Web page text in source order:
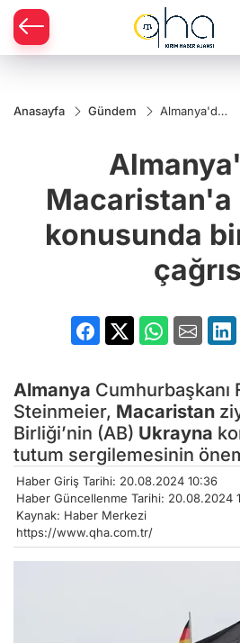
Anasayfa Gündem
Almanya'dan
birlik olma
Macaristan'a
konusunda
Almanya Cumhurbaşkanı
Steinmeier, Macaristan
Birliği’nin (AB) Ukrayna
tutum sergilemesinin
Haber Giriş Tarihi: 20.08.2024 10:36
Haber Güncellenme Tarihi: 20.08.2024
Kaynak: Haber Merkezi
https://www.qha.com.tr/